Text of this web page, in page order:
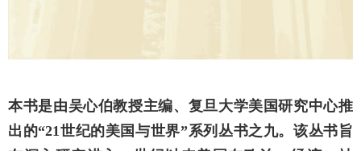
本书是由吴心伯教授主编、复旦大学美国研究中心推
出的“21世纪的美国与世界”系列丛书之九。该丛书旨